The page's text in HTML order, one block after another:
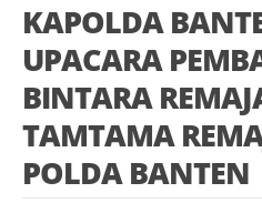
KAPOLDA
UPACARA
BINTARA
TAMTAMA
POLDA BANTEN